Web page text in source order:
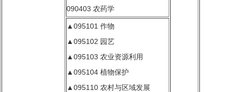
090403 农药学
▲095101 作物
▲095102 园艺
▲095103 农业资源利用
▲095104 植物保护
▲095110 农村与区域发展